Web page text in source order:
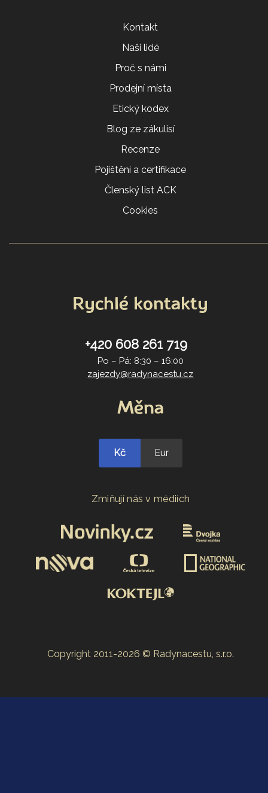
Kontakt
Naši lidé
Proč s námi
Prodejní místa
Etický kodex
Blog ze zákulisí
Recenze
Pojištění a certifikace
Členský list ACK
Cookies
Rychlé kontakty
+420 608 261 719
Po – Pá: 8:30 – 16:00
zajezdy@radynacestu.cz
Měna
Kč Eur
Zmiňují nás v médiích
Copyright 2011-2026 © Radynacestu, s.r.o.